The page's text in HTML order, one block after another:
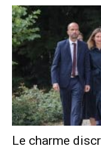
Le charme